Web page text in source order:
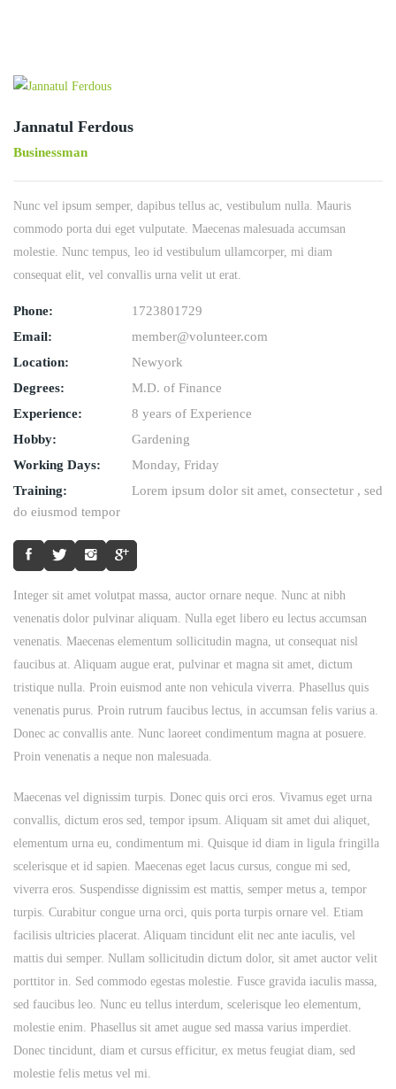
Jannatul Ferdous
Businessman
Nunc vel ipsum semper, dapibus tellus ac, vestibulum nulla. Mauris
commodo porta dui eget vulputate. Maecenas malesuada accumsan
molestie. Nunc tempus, leo id vestibulum ullamcorper, mi diam
consequat elit, vel convallis urna velit ut erat.
Phone:
1723801729
Email:
member@volunteer.com
Location:
Newyork
Degrees:
M.D. of Finance
Experience:
8 years of Experience
Hobby:
Gardening
Working Days:
Monday, Friday
Training:
Lorem ipsum dolor sit amet, consectetur , sed
do eiusmod tempor
Integer sit amet volutpat massa, auctor ornare neque. Nunc at nibh
venenatis dolor pulvinar aliquam. Nulla eget libero eu lectus accumsan
venenatis. Maecenas elementum sollicitudin magna, ut consequat nisl
faucibus at. Aliquam augue erat, pulvinar et magna sit amet, dictum
tristique nulla. Proin euismod ante non vehicula viverra. Phasellus quis
venenatis purus. Proin rutrum faucibus lectus, in accumsan felis varius a.
Donec ac convallis ante. Nunc laoreet condimentum magna at posuere.
Proin venenatis a neque non malesuada.
Maecenas vel dignissim turpis. Donec quis orci eros. Vivamus eget urna
convallis, dictum eros sed, tempor ipsum. Aliquam sit amet dui aliquet,
elementum urna eu, condimentum mi. Quisque id diam in ligula fringilla
scelerisque et id sapien. Maecenas eget lacus cursus, congue mi sed,
viverra eros. Suspendisse dignissim est mattis, semper metus a, tempor
turpis. Curabitur congue urna orci, quis porta turpis ornare vel. Etiam
facilisis ultricies placerat. Aliquam tincidunt elit nec ante iaculis, vel
mattis dui semper. Nullam sollicitudin dictum dolor, sit amet auctor velit
porttitor in. Sed commodo egestas molestie. Fusce gravida iaculis massa,
sed faucibus leo. Nunc eu tellus interdum, scelerisque leo elementum,
molestie enim. Phasellus sit amet augue sed massa varius imperdiet.
Donec tincidunt, diam et cursus efficitur, ex metus feugiat diam, sed
molestie felis metus vel mi.